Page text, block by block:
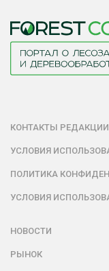
КОНТАКТЫ РЕДАКЦИИ
УСЛОВИЯ
ПОЛИТИКА
УСЛОВИЯ
НОВОСТИ
РЫНОК